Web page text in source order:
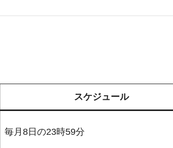
スケジュール
毎月8日の23時59分